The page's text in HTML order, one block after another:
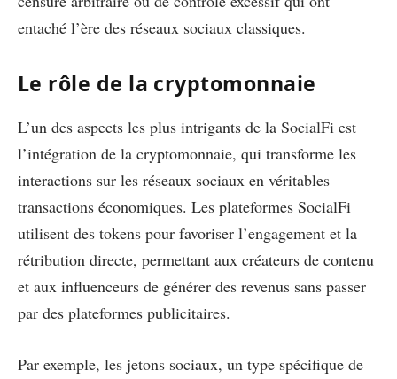
entaché l’ère des réseaux sociaux classiques.
Le rôle de la cryptomonnaie
L’un des aspects les plus intrigants de la SocialFi est
l’intégration de la cryptomonnaie, qui transforme les
interactions sur les réseaux sociaux en véritables
transactions économiques. Les plateformes SocialFi
utilisent des tokens pour favoriser l’engagement et la
rétribution directe, permettant aux créateurs de contenu
et aux influenceurs de générer des revenus sans passer
par des plateformes publicitaires.
Par exemple, les jetons sociaux, un type spécifique de